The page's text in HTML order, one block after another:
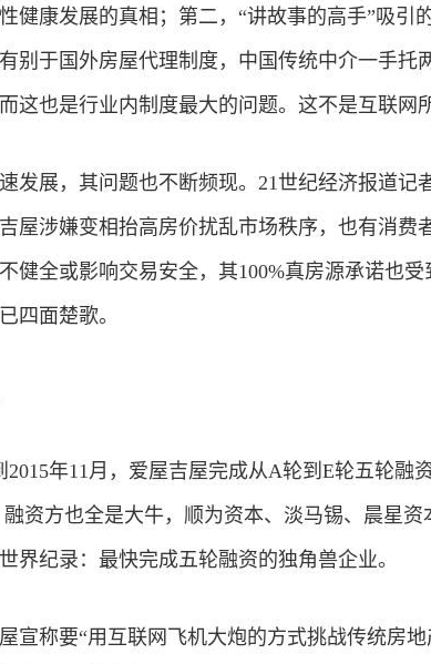
健康发展的真相；第二，“讲故事的高手”吸引
别于国外房屋代理制度，中国传统中介一手托
这也是行业内制度最大的问题。这不是互联网
发展，其问题也不断频现。21世纪经济报道记
屋涉嫌变相抬高房价扰乱市场秩序，也有消费
健全或影响交易安全，其100%真房源承诺也
四面楚歌。
2015年11月，爱屋吉屋完成从A轮到E轮五轮融
资方也全是大牛，顺为资本、淡马锡、晨星资
界纪录：最快完成五轮融资的独角兽企业。
宣称要“用互联网飞机大炮的方式挑战传统房